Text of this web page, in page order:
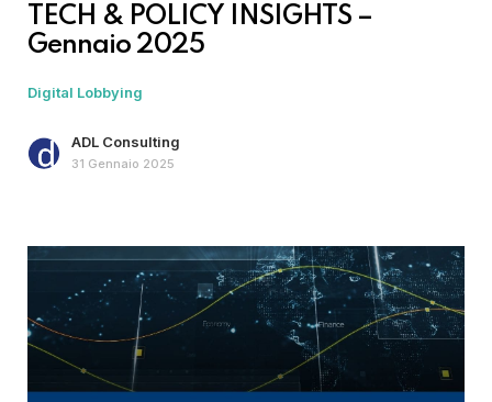
TECH & POLICY INSIGHTS –
Gennaio 2025
Digital Lobbying
ADL Consulting
31 Gennaio 2025